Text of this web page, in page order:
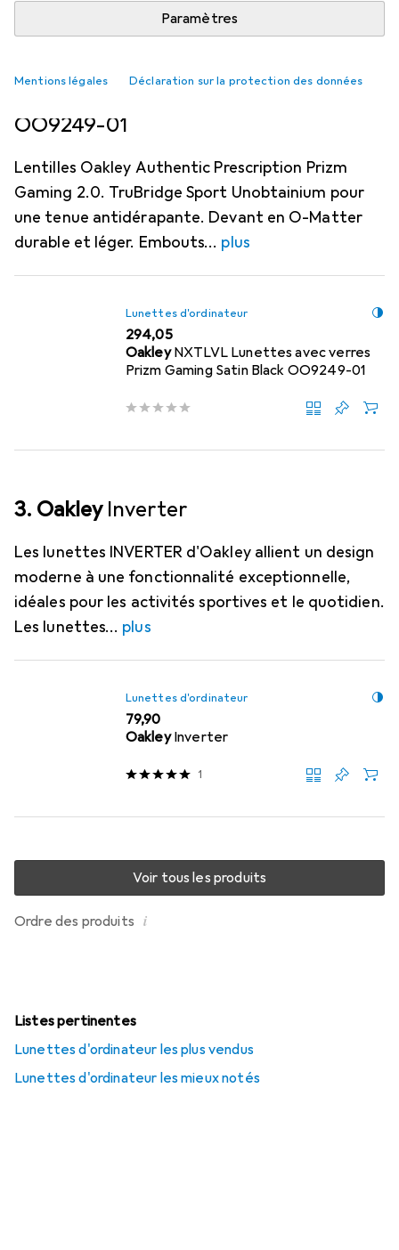
Paramètres
Mentions légales Déclaration sur la protection des données
verres Prizm Gaming Satin Black
OO9249-01
Lentilles Oakley Authentic Prescription Prizm
Gaming 2.0. TruBridge Sport Unobtainium pour
une tenue antidérapante. Devant en O-Matter
durable et léger. Embouts
plus
Lunettes d'ordinateur
EUR
294,05
Oakley NXTLVL Lunettes avec verres
Prizm Gaming Satin Black OO9249-01
3. OakleyInverter
Les lunettes INVERTER d'Oakley allient un design
moderne à une fonctionnalité exceptionnelle,
idéales pour les activités sportives et le quotidien.
Les lunettes
plus
Lunettes d'ordinateur
EUR
79,90
Oakley Inverter
1
Ordre des produits i
Voir tous les produits
Listes pertinentes
Lunettes d'ordinateur les plus vendus
Lunettes d'ordinateur les mieux notés